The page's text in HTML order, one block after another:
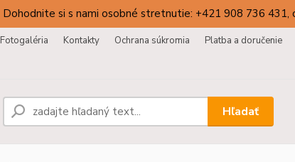
Dohodnite si s nami osobné stretnutie: +421 908 736 431,
Fotogaléria Kontakty Ochrana súkromia Platba a doručenie
Hľadať